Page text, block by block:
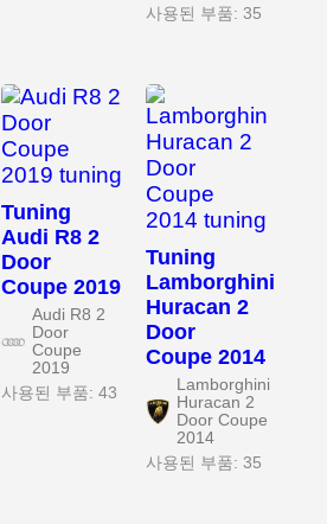
사용된 부품: 35
Tuning
Audi R8 2
Door
Coupe 2019
Audi R8 2
Door
Coupe
2019
사용된 부품: 43
Tuning
Lamborghini
Huracan 2
Door
Coupe 2014
Lamborghini
Huracan 2
Door Coupe
2014
사용된 부품: 35